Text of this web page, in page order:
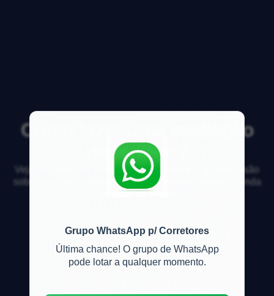
Grupo WhatsApp p/ Corretores
Última chance! O grupo de WhatsApp
pode lotar a qualquer momento.
Como fazer uma avaliação
de terreno?
Veja respostas de especialistas e participe da discussão
sobre mercado imobiliário, financiamento, compra, venda
e locação de imóveis